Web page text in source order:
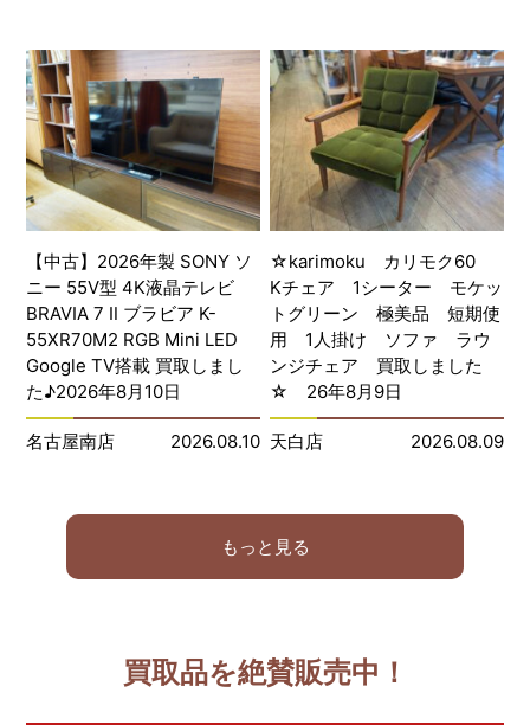
【中古】2026年製 SONY ソ
ニー 55V型 4K液晶テレビ
BRAVIA 7 Ⅱ ブラビア K-
55XR70M2 RGB Mini LED
Google TV搭載 買取しまし
た♪2026年8月10日
名古屋南店 2026.08.10
☆karimoku カリモク60
Kチェア 1シーター モケッ
トグリーン 極美品 短期使
用 1人掛け ソファ ラウ
ンジチェア 買取しました
☆ 26年8月9日
天白店 2026.08.09
もっと見る
買取品を絶賛販売中！